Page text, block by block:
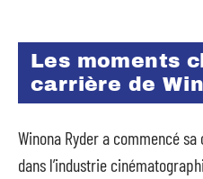
Les moments
carrière de
Winona Ryder a commencé
dans l’industrie